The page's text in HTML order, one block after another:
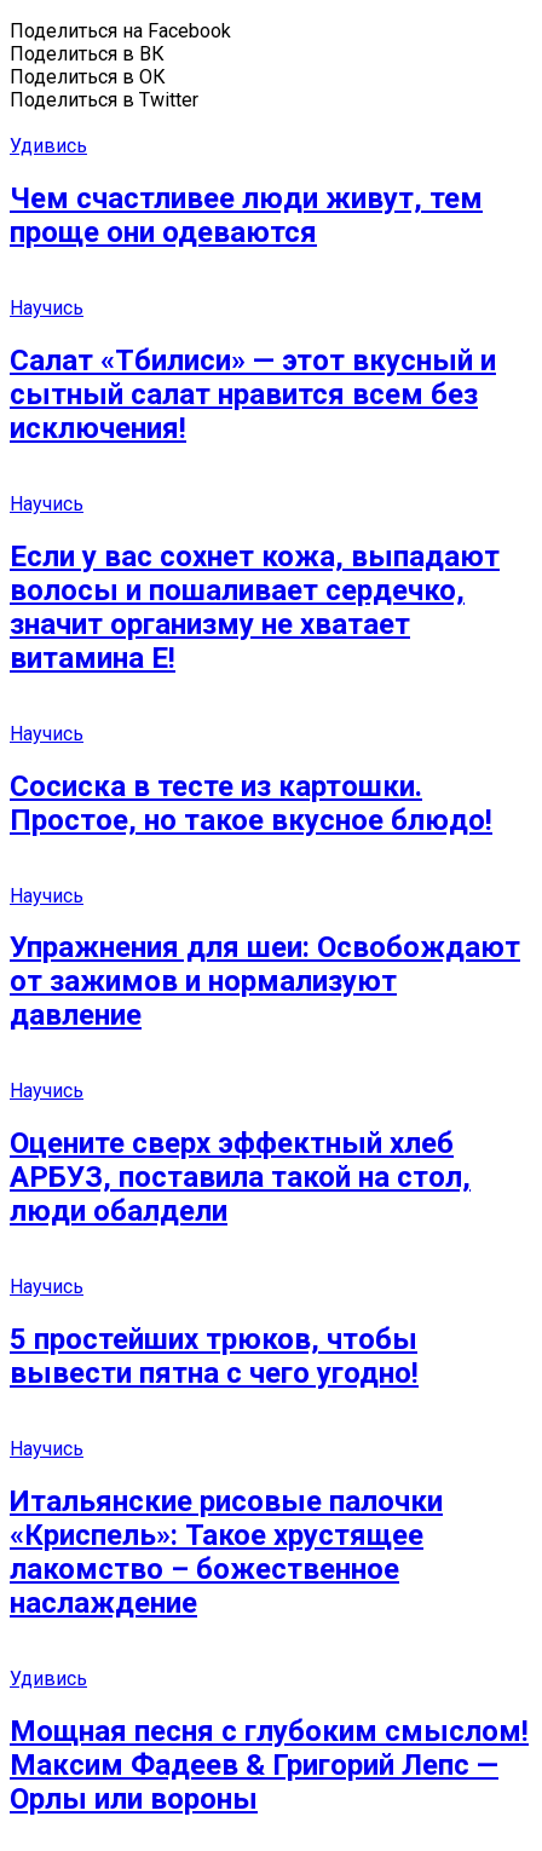
Поделиться на Facebook
Поделиться в ВК
Поделиться в ОК
Поделиться в Twitter
Удивись
Чем счастливее люди живут, тем
проще они одеваются
Научись
Салат «Тбилиси» — этот вкусный и
сытный салат нравится всем без
исключения!
Научись
Если у вас сохнет кожа, выпадают
волосы и пошаливает сердечко,
значит организму не хватает
витамина Е!
Научись
Сосиска в тесте из картошки.
Простое, но такое вкусное блюдо!
Научись
Упражнения для шеи: Освобождают
от зажимов и нормализуют
давление
Научись
Оцените сверх эффектный хлеб
АРБУЗ, поставила такой на стол,
люди обалдели
Научись
5 простейших трюков, чтобы
вывести пятна с чего угодно!
Научись
Итальянские рисовые палочки
«Криспель»: Такое хрустящее
лакомство – божественное
наслаждение
Удивись
Мощная песня с глубоким смыслом!
Максим Фадеев & Григорий Лепс —
Орлы или вороны